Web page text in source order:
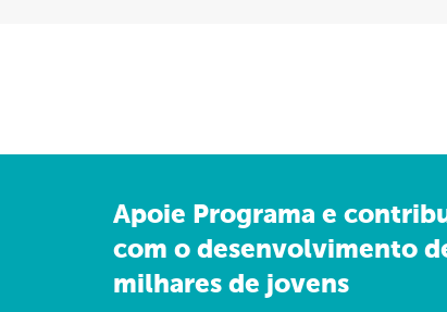
Apoie Programa e
com o desenvolvimento
milhares de jovens